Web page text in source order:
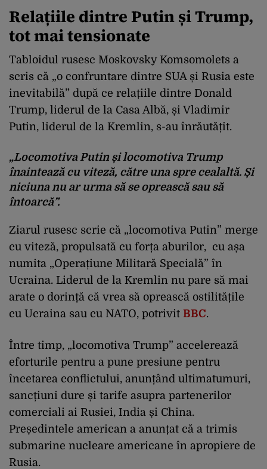
Relațiile dintre Putin și Trump,
tot mai tensionate
Tabloidul rusesc Moskovsky Komsomolets a
scris că „o confruntare dintre SUA și Rusia este
inevitabilă” după ce relațiile dintre Donald
Trump, liderul de la Casa Albă, și Vladimir
Putin, liderul de la Kremlin, s-au înrăutățit.
„Locomotiva Putin și locomotiva Trump
înaintează cu viteză, către una spre cealaltă. Și
niciuna nu ar urma să se oprească sau să
întoarcă”.
Ziarul rusesc scrie că „locomotiva Putin” merge
cu viteză, propulsată cu forța aburilor, cu așa
numita „Operațiune Militară Specială” în
Ucraina. Liderul de la Kremlin nu pare să mai
arate o dorință că vrea să oprească ostilitățile
cu Ucraina sau cu NATO, potrivit BBC.
Între timp, „locomotiva Trump” accelerează
eforturile pentru a pune presiune pentru
încetarea conflictului, anunțând ultimatumuri,
sancțiuni dure și tarife asupra partenerilor
comerciali ai Rusiei, India și China.
Președintele american a anunțat că a trimis
submarine nucleare americane în apropiere de
Rusia.